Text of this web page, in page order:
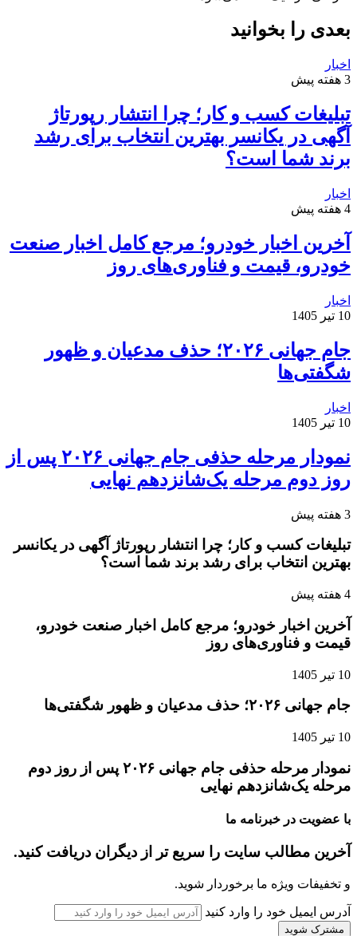
بعدی را بخوانید
اخبار
3 هفته پیش
تبلیغات کسب و کار؛ چرا انتشار رپورتاژ
آگهی در یکانسر بهترین انتخاب برای رشد
برند شما است؟
اخبار
4 هفته پیش
آخرین اخبار خودرو؛ مرجع کامل اخبار صنعت
خودرو، قیمت و فناوری‌های روز
اخبار
10 تیر 1405
جام جهانی ۲۰۲۶؛ حذف مدعیان و ظهور
شگفتی‌ها
اخبار
10 تیر 1405
نمودار مرحله حذفی جام جهانی ۲۰۲۶ پس از
روز دوم مرحله یک‌شانزدهم نهایی
3 هفته پیش
تبلیغات کسب و کار؛ چرا انتشار رپورتاژ آگهی در یکانسر
بهترین انتخاب برای رشد برند شما است؟
4 هفته پیش
آخرین اخبار خودرو؛ مرجع کامل اخبار صنعت خودرو،
قیمت و فناوری‌های روز
10 تیر 1405
جام جهانی ۲۰۲۶؛ حذف مدعیان و ظهور شگفتی‌ها
10 تیر 1405
نمودار مرحله حذفی جام جهانی ۲۰۲۶ پس از روز دوم
مرحله یک‌شانزدهم نهایی
با عضویت در خبرنامه ما
آخرین مطالب سایت را سریع تر از دیگران دریافت کنید.
و تخفیفات ویژه ما برخوردار شوید.
آدرس ایمیل خود را وارد کنید